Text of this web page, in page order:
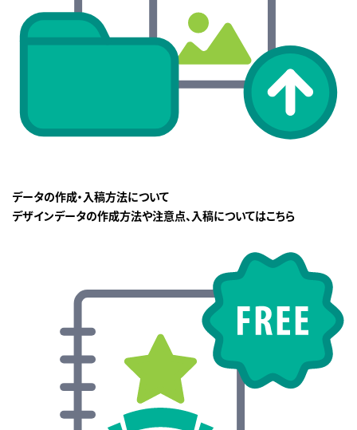
データの作成・入稿方法について
デザインデータの作成方法や注意点、入稿についてはこちら